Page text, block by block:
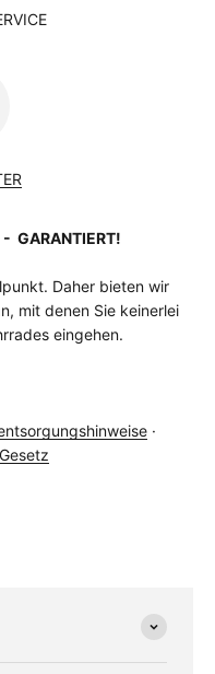
- GARANTIERT!
Daher bieten wir
mit denen Sie keinerlei
eingehen.
·